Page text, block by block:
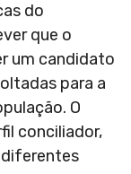
do
que o
um candidato
para a
O
conciliador,
diferentes